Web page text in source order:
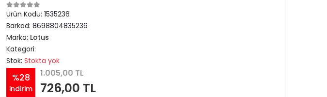
Ürün Kodu: 1535236
Barkod: 8698804835236
Marka: Lotus
Kategori:
Stok: Stokta yok
%28
indirim
1.005,00 TL
726,00 TL